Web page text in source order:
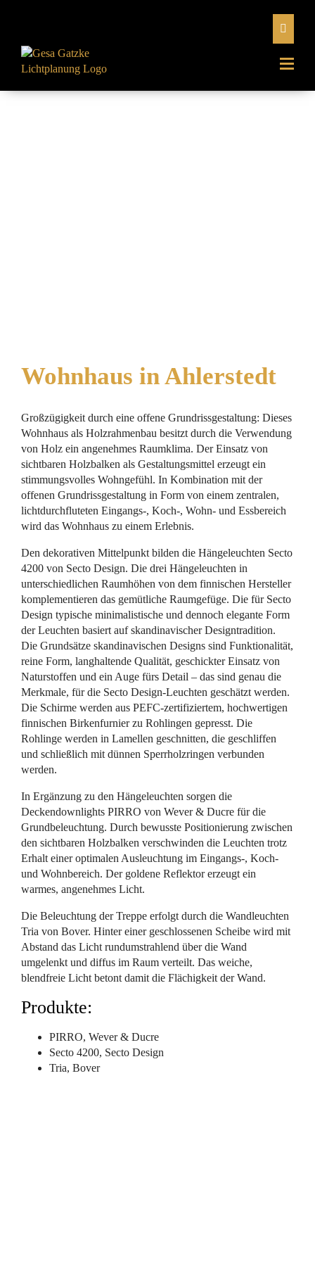
Wohnhaus in Ahlerstedt
Großzügigkeit durch eine offene Grundrissgestaltung: Dieses
Wohnhaus als Holzrahmenbau besitzt durch die Verwendung
von Holz ein angenehmes Raumklima. Der Einsatz von
sichtbaren Holzbalken als Gestaltungsmittel erzeugt ein
stimmungsvolles Wohngefühl. In Kombination mit der
offenen Grundrissgestaltung in Form von einem zentralen,
lichtdurchfluteten Eingangs-, Koch-, Wohn- und Essbereich
wird das Wohnhaus zu einem Erlebnis.
Den dekorativen Mittelpunkt bilden die Hängeleuchten Secto
4200 von Secto Design. Die drei Hängeleuchten in
unterschiedlichen Raumhöhen von dem finnischen Hersteller
komplementieren das gemütliche Raumgefüge. Die für Secto
Design typische minimalistische und dennoch elegante Form
der Leuchten basiert auf skandinavischer Designtradition.
Die Grundsätze skandinavischen Designs sind Funktionalität,
reine Form, langhaltende Qualität, geschickter Einsatz von
Naturstoffen und ein Auge fürs Detail – das sind genau die
Merkmale, für die Secto Design-Leuchten geschätzt werden.
Die Schirme werden aus PEFC-zertifiziertem, hochwertigen
finnischen Birkenfurnier zu Rohlingen gepresst. Die
Rohlinge werden in Lamellen geschnitten, die geschliffen
und schließlich mit dünnen Sperrholzringen verbunden
werden.
In Ergänzung zu den Hängeleuchten sorgen die
Deckendownlights PIRRO von Wever & Ducre für die
Grundbeleuchtung. Durch bewusste Positionierung zwischen
den sichtbaren Holzbalken verschwinden die Leuchten trotz
Erhalt einer optimalen Ausleuchtung im Eingangs-, Koch-
und Wohnbereich. Der goldene Reflektor erzeugt ein
warmes, angenehmes Licht.
Die Beleuchtung der Treppe erfolgt durch die Wandleuchten
Tria von Bover. Hinter einer geschlossenen Scheibe wird mit
Abstand das Licht rundumstrahlend über die Wand
umgelenkt und diffus im Raum verteilt. Das weiche,
blendfreie Licht betont damit die Flächigkeit der Wand.
Produkte:
PIRRO, Wever & Ducre
Secto 4200, Secto Design
Tria, Bover